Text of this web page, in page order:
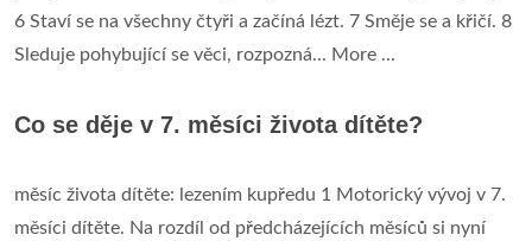
6 Staví se na všechny čtyři a začíná lézt. 7 Směje se a křičí. 8
Sleduje pohybující se věci, rozpozná... More ...
Co se děje v 7. měsíci života dítěte?
měsíc života dítěte: lezením kupředu 1 Motorický vývoj v 7.
měsíci dítěte. Na rozdíl od předcházejících měsíců si nyní